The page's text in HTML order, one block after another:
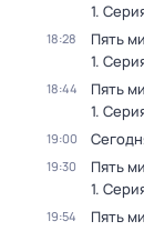
1.
18:28 Пять
1.
18:44 Пять
1.
19:00
19:30 Пять
1.
19:54 Пять